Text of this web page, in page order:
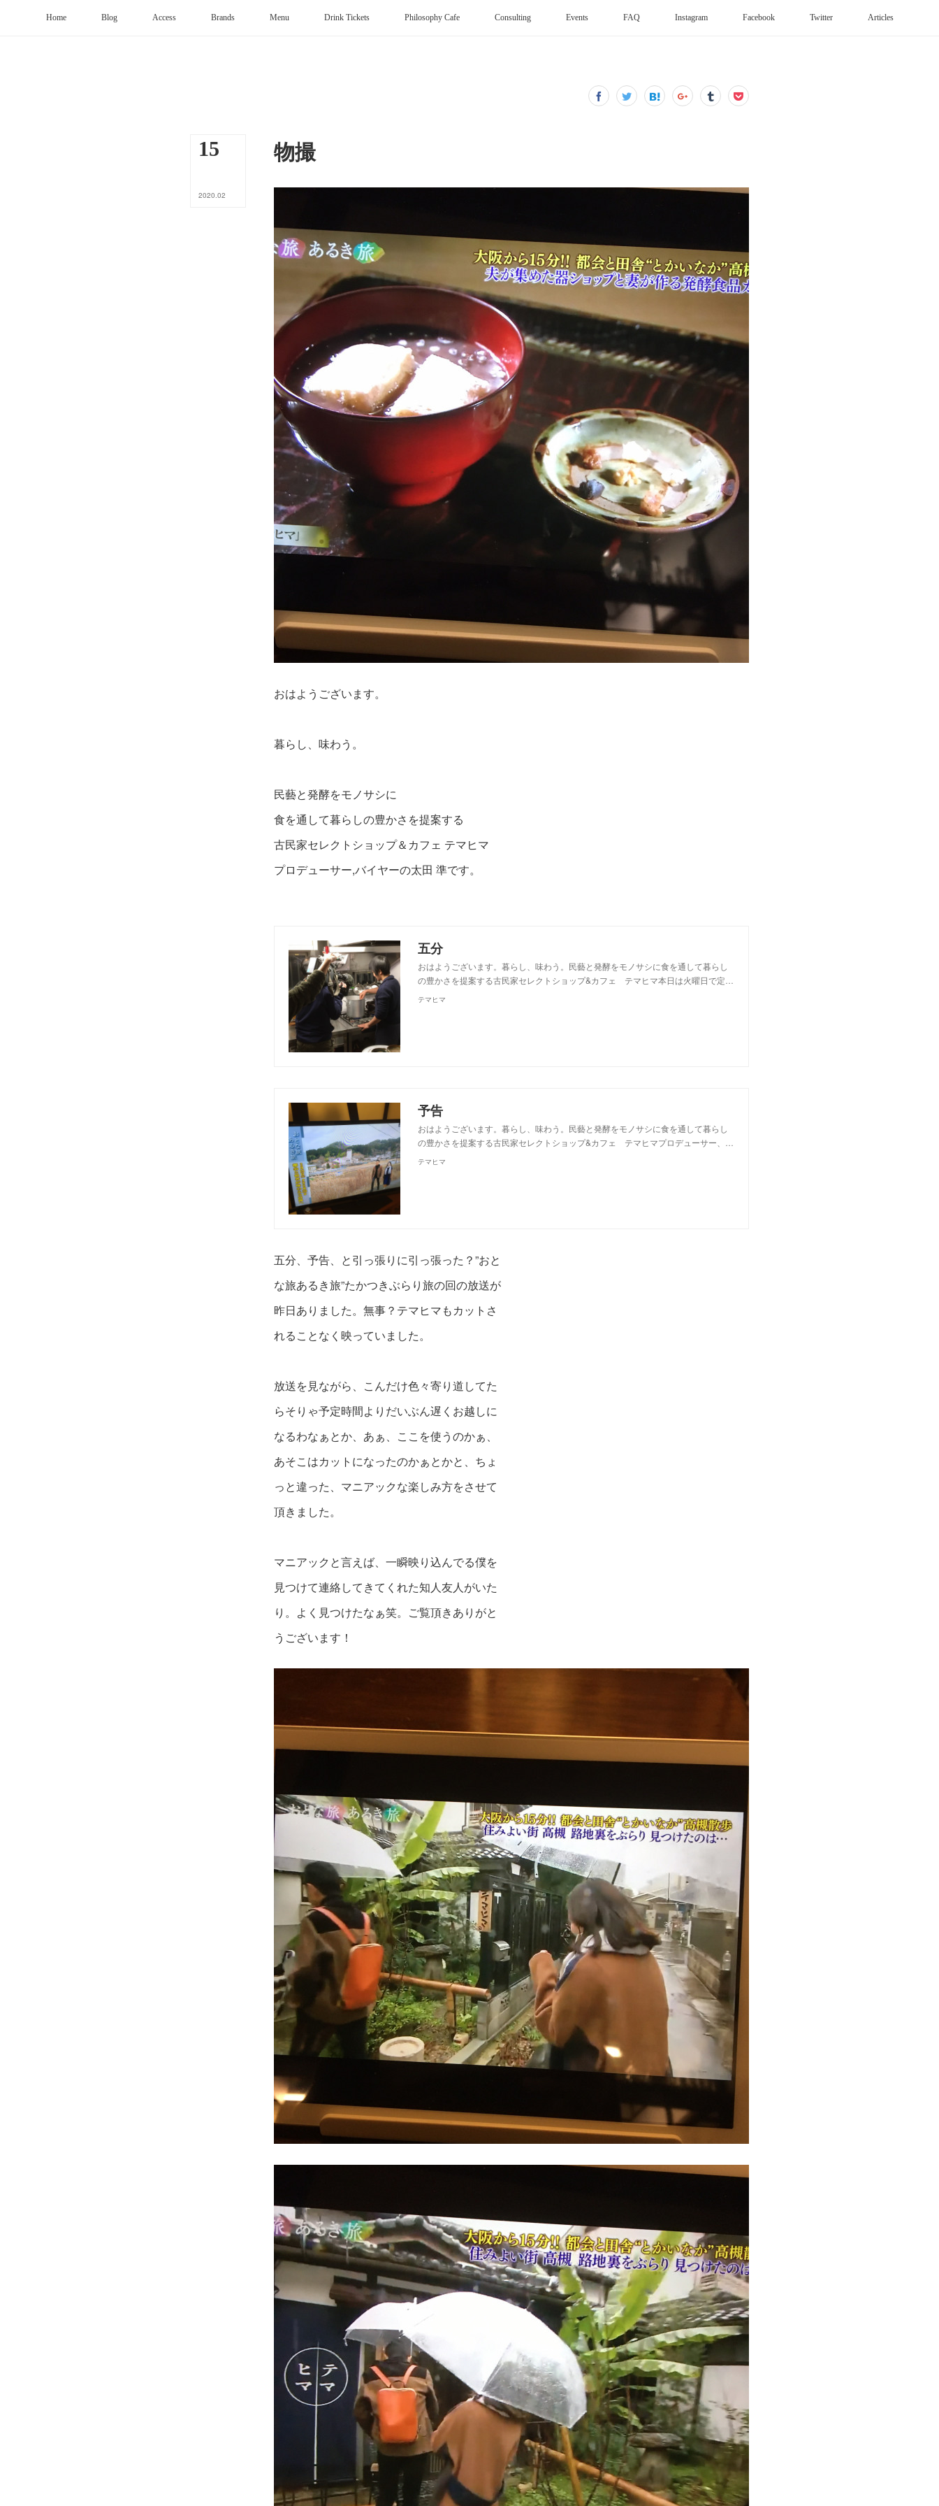
Home Blog Access Brands Menu Drink Tickets Philosophy Cafe Consulting Events FAQ Instagram Facebook Twitter Articles
15
2020.02
物撮
おはようございます。
暮らし、味わう。
民藝と発酵をモノサシに
食を通して暮らしの豊かさを提案する
古民家セレクトショップ＆カフェ テマヒマ
プロデューサー,バイヤーの太田 準です。
五分
おはようございます。暮らし、味わう。民藝と発酵をモノサシに食を通して暮らし
の豊かさを提案する古民家セレクトショップ&カフェ テマヒマ本日は火曜日で定…
テマヒマ
予告
おはようございます。暮らし、味わう。民藝と発酵をモノサシに食を通して暮らし
の豊かさを提案する古民家セレクトショップ&カフェ テマヒマプロデューサー、…
テマヒマ
五分、予告、と引っ張りに引っ張った？”おと
な旅あるき旅”たかつきぶらり旅の回の放送が
昨日ありました。無事？テマヒマもカットさ
れることなく映っていました。
放送を見ながら、こんだけ色々寄り道してた
らそりゃ予定時間よりだいぶん遅くお越しに
なるわなぁとか、 あぁ、ここを使うのかぁ、
あそこはカットになったのかぁとかと、 ちょ
っと違った、マニアックな楽しみ方をさせて
頂きました。
マニアックと言えば、一瞬映り込んでる僕を
見つけて連絡してきてくれた知人友人がいた
り。よく見つけたなぁ笑。ご覧頂きありがと
うございます！